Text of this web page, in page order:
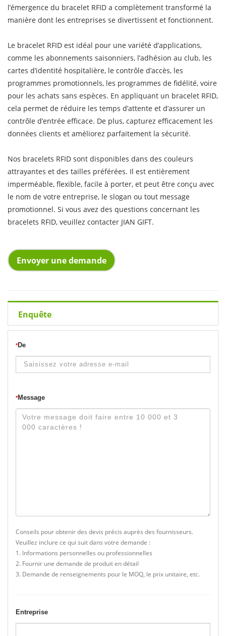
l’émergence du bracelet RFID a complètement transformé la
manière dont les entreprises se divertissent et fonctionnent.
Le bracelet RFID est idéal pour une variété d’applications,
comme les abonnements saisonniers, l’adhésion au club, les
cartes d’identité hospitalière, le contrôle d’accès, les
programmes promotionnels, les programmes de fidélité, voire
pour les achats sans espèces. En appliquant un bracelet RFID,
cela permet de réduire les temps d’attente et d’assurer un
contrôle d’entrée efficace. De plus, capturez efficacement les
données clients et améliorez parfaitement la sécurité.
Nos bracelets RFID sont disponibles dans des couleurs
attrayantes et des tailles préférées. Il est entièrement
imperméable, flexible, facile à porter, et peut être conçu avec
le nom de votre entreprise, le slogan ou tout message
promotionnel. Si vous avez des questions concernant les
bracelets RFID, veuillez contacter JIAN GIFT.
Envoyer une demande
Enquête
*De
*Message
Conseils pour obtenir des devis précis auprès des fournisseurs.
Veuillez inclure ce qui suit dans votre demande :
1. Informations personnelles ou professionnelles
2. Fournir une demande de produit en détail
3. Demande de renseignements pour le MOQ, le prix unitaire, etc.
Entreprise